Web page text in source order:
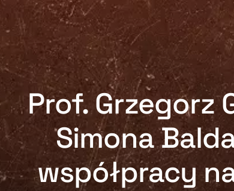
Prof. Grzegorz
Simona
współpracy